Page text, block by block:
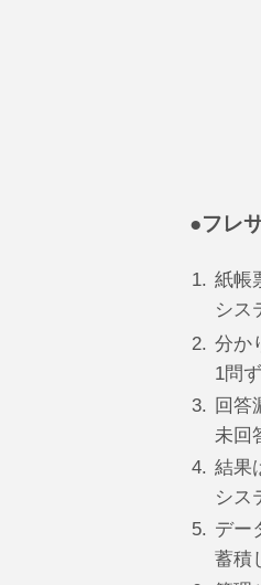
●フレ
1. 紙帳
シス
2. 分か
1問
3. 回答
未回
4. 結果
シス
5. デー
蓄積